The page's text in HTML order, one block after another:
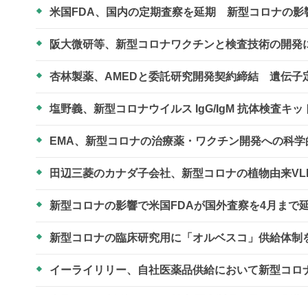
米国FDA、国内の定期査察を延期 新型コロナの影
阪大微研等、新型コロナワクチンと検査技術の開
杏林製薬、AMEDと委託研究開発契約締結 遺伝子
塩野義、新型コロナウイルス IgG/IgM 抗体検査キ
EMA、新型コロナの治療薬・ワクチン開発への科
田辺三菱のカナダ子会社、新型コロナの植物由来
新型コロナの影響で米国FDAが国外査察を4月まで
新型コロナの臨床研究用に「オルベスコ」供給体
イーライリリー、自社医薬品供給において新型コ